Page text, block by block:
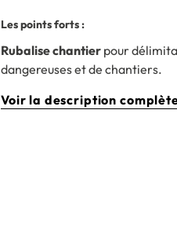
Les points forts :
Rubalise chantier pour
dangereuses et de chantiers.
Voir la description